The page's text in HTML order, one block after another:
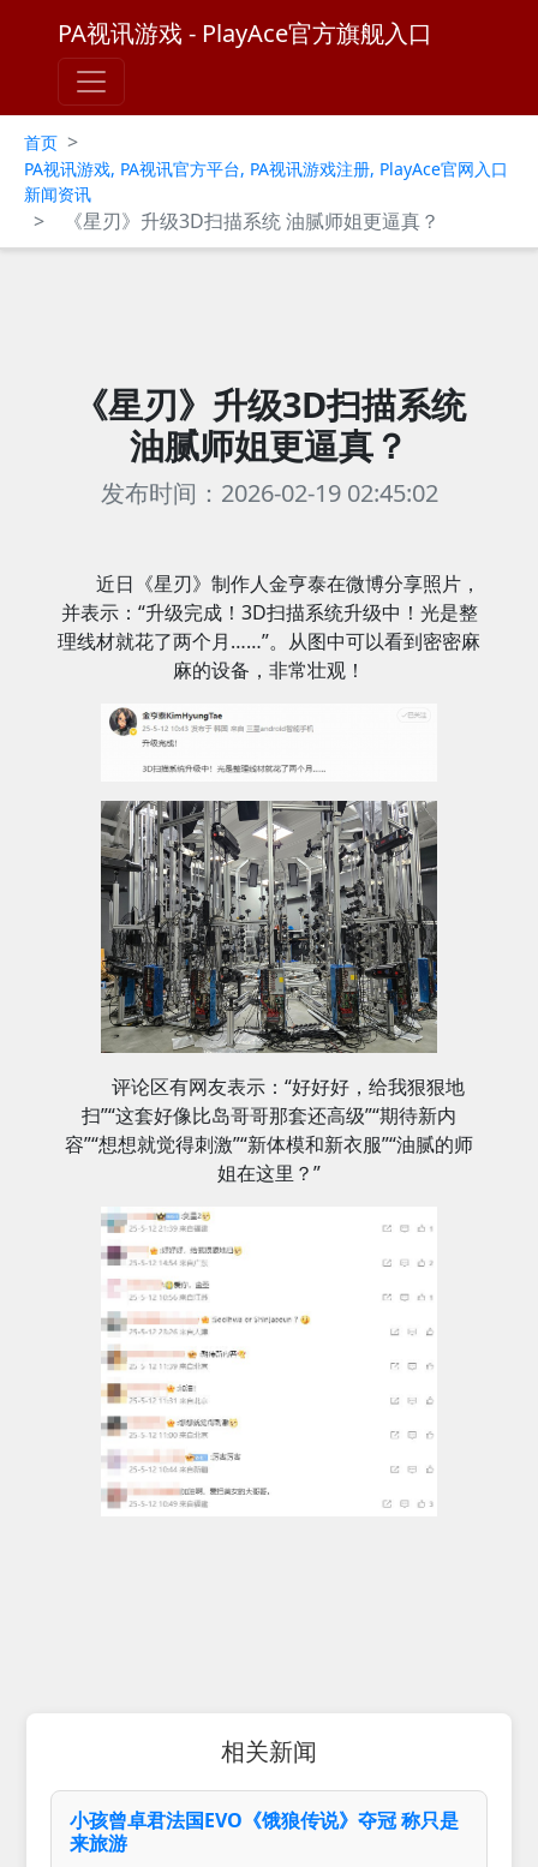
PA视讯游戏 - PlayAce官方旗舰入口
首页 >
PA视讯游戏, PA视讯官方平台, PA视讯游戏注册, PlayAce官网入口
新闻资讯
> 《星刃》升级3D扫描系统 油腻师姐更逼真？
《星刃》升级3D扫描系统
油腻师姐更逼真？
发布时间：2026-02-19 02:45:02
近日《星刃》制作人金亨泰在微博分享照片，
并表示：“升级完成！3D扫描系统升级中！光是整
理线材就花了两个月……”。从图中可以看到密密麻
麻的设备，非常壮观！
评论区有网友表示：“好好好，给我狠狠地
扫”“这套好像比岛哥哥那套还高级”“期待新内
容”“想想就觉得刺激”“新体模和新衣服”“油腻的师
姐在这里？”
相关新闻
小孩曾卓君法国EVO《饿狼传说》夺冠 称只是
来旅游